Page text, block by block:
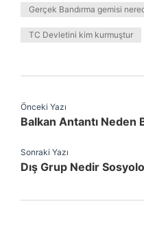
Gerçek Bandırma gemisi
TC Devletini kim kurmuştur
Önceki Yazı
Balkan Antantı Neden
Sonraki Yazı
Dış Grup Nedir